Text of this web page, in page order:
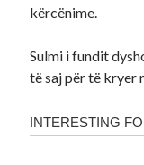
kërcënime.
Sulmi i fundit
të saj për të kryer